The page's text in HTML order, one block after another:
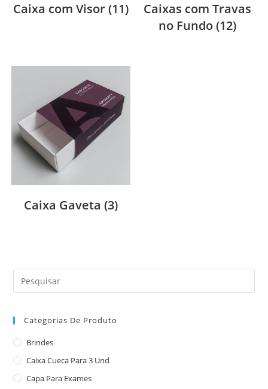
Caixa com Visor(11)
Caixas com Travas
no Fundo(12)
Caixa Gaveta (3)
Categorias De Produto
Brindes
Caixa Cueca Para 3 Und
Capa Para Exames